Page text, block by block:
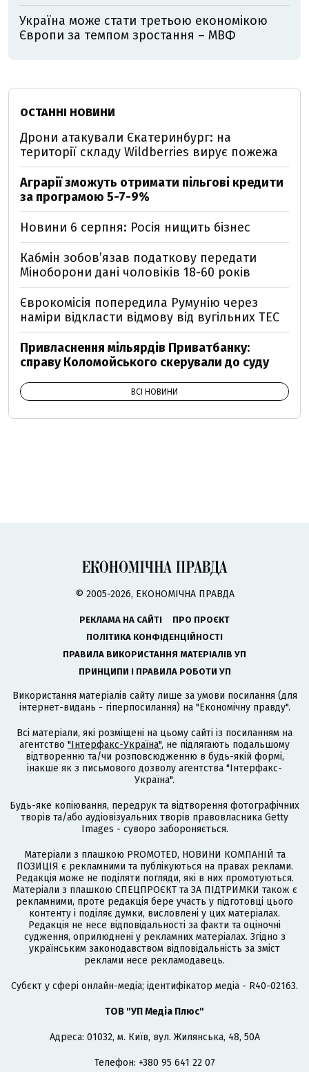
Україна може стати третьою економікою
Європи за темпом зростання – МВФ
ОСТАННІ НОВИНИ
Дрони атакували Єкатеринбург: на
території складу Wildberries вирує пожежа
Аграрії зможуть отримати пільгові кредити
за програмою 5-7-9%
Новини 6 серпня: Росія нищить бізнес
Кабмін зобовʼязав податкову передати
Міноборони дані чоловіків 18-60 років
Єврокомісія попередила Румунію через
наміри відкласти відмову від вугільних ТЕС
Привласнення мільярдів Приватбанку:
справу Коломойського скерували до суду
ВСІ НОВИНИ
© 2005-2026, ЕКОНОМІЧНА ПРАВДА
РЕКЛАМА НА САЙТІ
ПРО ПРОЄКТ
ПОЛІТИКА КОНФІДЕНЦІЙНОСТІ
ПРАВИЛА ВИКОРИСТАННЯ МАТЕРІАЛІВ УП
ПРИНЦИПИ І ПРАВИЛА РОБОТИ УП
Використання матеріалів сайту лише за умови посилання (для
інтернет-видань - гіперпосилання) на "Економічну правду".
Всі матеріали, які розміщені на цьому сайті із посиланням на
агентство "Інтерфакс-Україна", не підлягають подальшому
відтворенню та/чи розповсюдженню в будь-якій формі,
інакше як з письмового дозволу агентства "Інтерфакс-
Україна".
Будь-яке копіювання, передрук та відтворення фотографічних
творів та/або аудіовізуальних творів правовласника Getty
Images - суворо забороняється.
Матеріали з плашкою PROMOTED, НОВИНИ КОМПАНІЙ та
ПОЗИЦІЯ є рекламними та публікуються на правах реклами.
Редакція може не поділяти погляди, які в них промотуються.
Матеріали з плашкою СПЕЦПРОЄКТ та ЗА ПІДТРИМКИ також є
рекламними, проте редакція бере участь у підготовці цього
контенту і поділяє думки, висловлені у цих матеріалах.
Редакція не несе відповідальності за факти та оціночні
судження, оприлюднені у рекламних матеріалах. Згідно з
українським законодавством відповідальність за зміст
реклами несе рекламодавець.
Cубєкт у сфері онлайн-медіа; ідентифікатор медіа - R40-02163.
ТОВ "УП Медіа Плюс"
Адреса: 01032, м. Київ, вул. Жилянська, 48, 50А
Телефон: +380 95 641 22 07